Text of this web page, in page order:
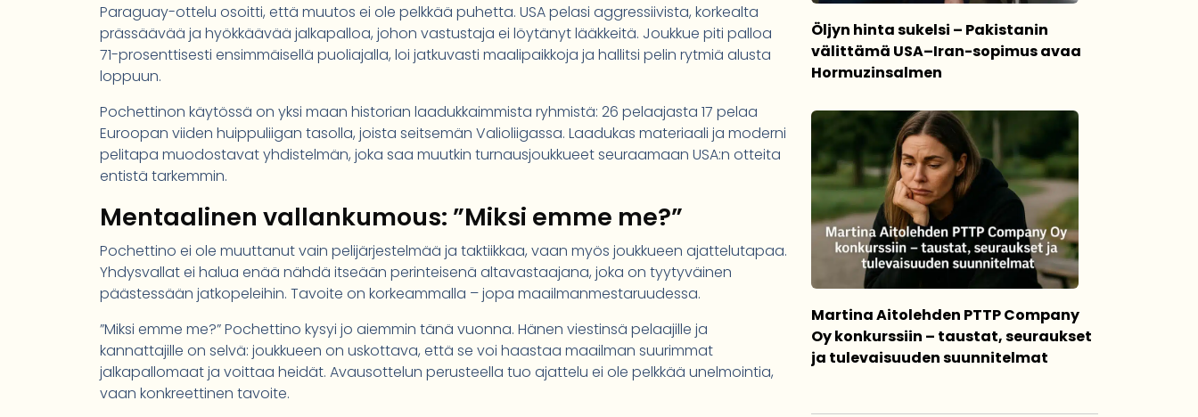
Paraguay-ottelu osoitti, että muutos ei ole pelkkää puhetta. USA pelasi aggressiivista, korkealta
prässäävää ja hyökkäävää jalkapalloa, johon vastustaja ei löytänyt lääkkeitä. Joukkue piti palloa
71-prosenttisesti ensimmäisellä puoliajalla, loi jatkuvasti maalipaikkoja ja hallitsi pelin rytmiä alusta
loppuun.
Pochettinon käytössä on yksi maan historian laadukkaimmista ryhmistä: 26 pelaajasta 17 pelaa
Euroopan viiden huippuliigan tasolla, joista seitsemän Valioliigassa. Laadukas materiaali ja moderni
pelitapa muodostavat yhdistelmän, joka saa muutkin turnausjoukkueet seuraamaan USA:n otteita
entistä tarkemmin.
Mentaalinen vallankumous: ”Miksi emme me?”
Pochettino ei ole muuttanut vain pelijärjestelmää ja taktiikkaa, vaan myös joukkueen ajattelutapaa.
Yhdysvallat ei halua enää nähdä itseään perinteisenä altavastaajana, joka on tyytyväinen
päästessään jatkopeleihin. Tavoite on korkeammalla – jopa maailmanmestaruudessa.
”Miksi emme me?” Pochettino kysyi jo aiemmin tänä vuonna. Hänen viestinsä pelaajille ja
kannattajille on selvä: joukkueen on uskottava, että se voi haastaa maailman suurimmat
jalkapallomaat ja voittaa heidät. Avausottelun perusteella tuo ajattelu ei ole pelkkää unelmointia,
vaan konkreettinen tavoite.
Öljyn hinta sukelsi – Pakistanin
välittämä USA–Iran-sopimus avaa
Hormuzinsalmen
Martina Aitolehden PTTP Company
Oy konkurssiin – taustat, seuraukset
ja tulevaisuuden suunnitelmat